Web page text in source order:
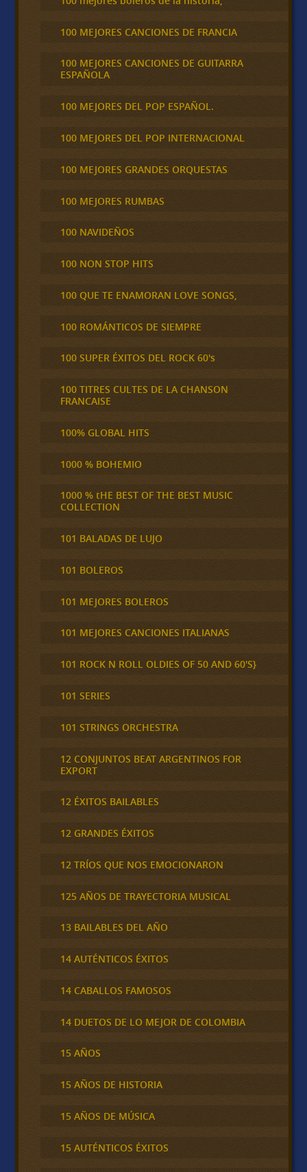
100 MEJORES CANCIONES DE FRANCIA
100 MEJORES CANCIONES DE GUITARRA
ESPAÑOLA
100 MEJORES DEL POP ESPAÑOL.
100 MEJORES DEL POP INTERNACIONAL
100 MEJORES GRANDES ORQUESTAS
100 MEJORES RUMBAS
100 NAVIDEÑOS
100 NON STOP HITS
100 QUE TE ENAMORAN LOVE SONGS,
100 ROMÁNTICOS DE SIEMPRE
100 SUPER ÉXITOS DEL ROCK 60's
100 TITRES CULTES DE LA CHANSON
FRANCAISE
100% GLOBAL HITS
1000 % BOHEMIO
1000 % tHE BEST OF THE BEST MUSIC
COLLECTION
101 BALADAS DE LUJO
101 BOLEROS
101 MEJORES BOLEROS
101 MEJORES CANCIONES ITALIANAS
101 ROCK N ROLL OLDIES OF 50 AND 60'S}
101 SERIES
101 STRINGS ORCHESTRA
12 CONJUNTOS BEAT ARGENTINOS FOR
EXPORT
12 ÉXITOS BAILABLES
12 GRANDES ÉXITOS
12 TRÍOS QUE NOS EMOCIONARON
125 AÑOS DE TRAYECTORIA MUSICAL
13 BAILABLES DEL AÑO
14 AUTÉNTICOS ÉXITOS
14 CABALLOS FAMOSOS
14 DUETOS DE LO MEJOR DE COLOMBIA
15 AÑOS
15 AÑOS DE HISTORIA
15 AÑOS DE MÚSICA
15 AUTÉNTICOS ÉXITOS